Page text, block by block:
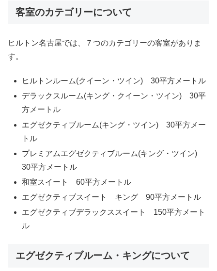
客室のカテゴリーについて
ヒルトン名古屋では、７つのカテゴリーの客室がありま
す。
ヒルトンルーム(クイーン・ツイン) 30平方メートル
デラックスルーム(キング・クイーン・ツイン) 30平
方メートル
エグゼクティブルーム(キング・ツイン) 30平方メー
トル
プレミアムエグゼクティブルーム(キング・ツイン)
30平方メートル
和室スイート 60平方メートル
エグゼクティブスイート キング 90平方メートル
エグゼクティブデラックススイート 150平方メート
ル
エグゼクティブルーム・キングについて